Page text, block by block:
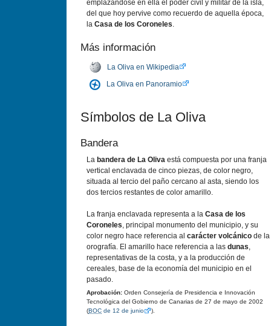
emplazándose en ella el poder civil y militar de la isla,
del que hoy pervive como recuerdo de aquella época,
la Casa de los Coroneles.
Más información
La Oliva en Wikipedia
La Oliva en Panoramio
Símbolos de La Oliva
Bandera
La bandera de La Oliva está compuesta por una franja
vertical enclavada de cinco piezas, de color negro,
situada al tercio del paño cercano al asta, siendo los
dos tercios restantes de color amarillo.
La franja enclavada representa a la Casa de los
Coroneles, principal monumento del municipio, y su
color negro hace referencia al carácter volcánico de la
orografía. El amarillo hace referencia a las dunas,
representativas de la costa, y a la producción de
cereales, base de la economía del municipio en el
pasado.
Aprobación: Orden Consejería de Presidencia e Innovación
Tecnológica del Gobierno de Canarias de 27 de mayo de 2002
(BOC de 12 de junio ).